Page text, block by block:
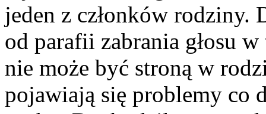
jeden z członków rodziny.
od parafii zabrania głosu
nie może być stroną w
pojawiają się problemy co